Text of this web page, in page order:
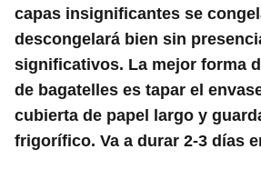
capas insignificantes se
descongelará bien sin
significativos. La mejor forma
de bagatelles es tapar el
cubierta de papel largo y
frigorífico. Va a durar 2-3 días